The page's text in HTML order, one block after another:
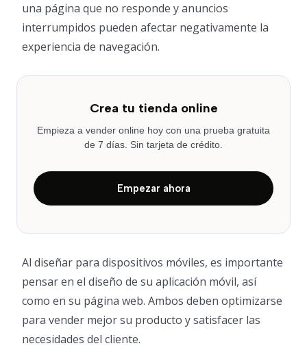
una página que no responde y anuncios
interrumpidos pueden afectar negativamente la
experiencia de navegación.
Crea tu tienda online
Empieza a vender online hoy con una prueba gratuita
de 7 días. Sin tarjeta de crédito.
Empezar ahora
Al diseñar para dispositivos móviles, es importante
pensar en el diseño de su aplicación móvil, así
como en su página web. Ambos deben optimizarse
para vender mejor su producto y satisfacer las
necesidades del cliente.